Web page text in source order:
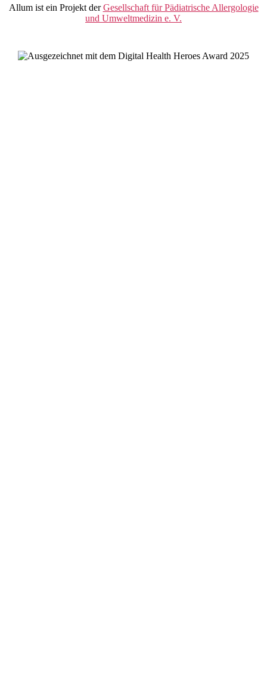
Allum ist ein Projekt derGesellschaft für Pädiatrische Allergologie
und Umweltmedizin e. V.